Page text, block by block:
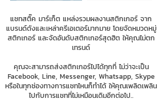
แชทสติ๊ค มาร์เก็ต แหล่งรวมผลงานสติกเกอร์ จาก
แบรนด์ดังและเหล่าครีเอเตอร์มากมาย โดยจัดหมวดหมู่
สติกเกอร์ และจัดอันดับสติกเกอร์สุดฮิต ให้คุณไม่ตก
เทรนด์
คุณจะสามารถส่งสติกเกอร์ไปได้ทุกที่ ไม่ว่าจะเป็น
Facebook, Line, Messenger, Whatsapp, Skype
หรือในทุกช่องทางการแชทไหนก็ทำได้ ให้คุณเพลิดเพลิน
ไปกับการแชทที่ไม่เหมือนเดิมอีกต่อไป..